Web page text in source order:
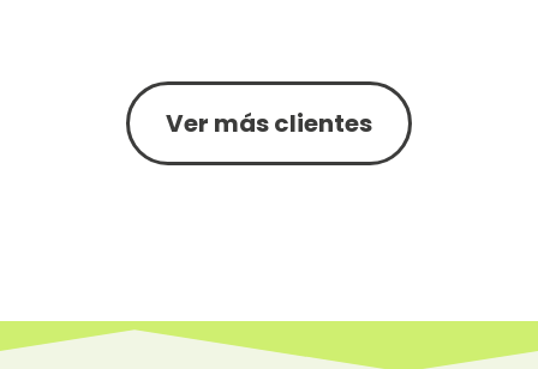
Ver más clientes